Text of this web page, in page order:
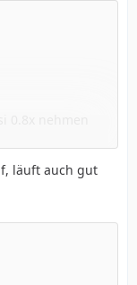
läuft auch gut